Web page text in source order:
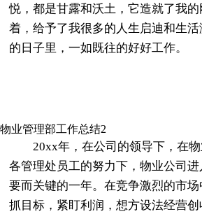
悦，都是甘露和沃土，它造就了我的
着，给予了我很多的人生启迪和生
的日子里，一如既往的好好工作。
物业管理部工作总结2
20xx年，在公司的领导下，在
各管理处员工的努力下，物业公司
要而关键的一年。在竞争激烈的市
抓目标，紧盯利润，想方设法经营